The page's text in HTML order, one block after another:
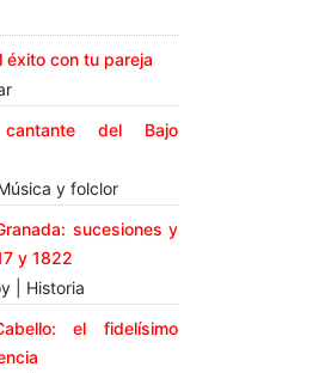
éxito con tu pareja
del Bajo
y folclor
sucesiones y
y 1822
| Historia
el fidelísimo